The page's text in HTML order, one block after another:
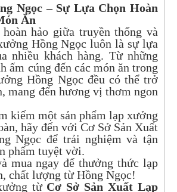
Ngọc – Sự Lựa Chọn Hoàn
Ăn
hảo giữa truyền thống và
Hồng Ngọc luôn là sự lựa
nhiều khách hàng. Từ những
ấm cúng đến các món ăn trong
Hồng Ngọc đều có thể trở
mang đến hương vị thơm ngon
kiếm một sản phẩm lạp xưởng
hãy đến với Cơ Sở Sản Xuất
Ngọc để trải nghiệm và tận
phẩm tuyệt vời.
mua ngay để thưởng thức lạp
chất lượng từ Hồng Ngọc!
từ Cơ Sở Sản Xuất Lạp